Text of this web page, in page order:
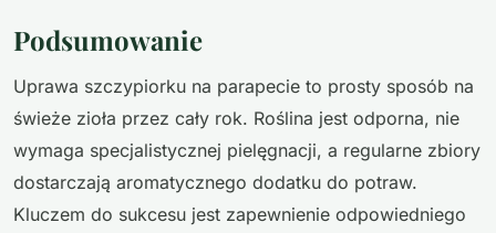
Podsumowanie
Uprawa szczypiorku na parapecie to prosty sposób na
świeże zioła przez cały rok. Roślina jest odporna, nie
wymaga specjalistycznej pielęgnacji, a regularne zbiory
dostarczają aromatycznego dodatku do potraw.
Kluczem do sukcesu jest zapewnienie odpowiedniego